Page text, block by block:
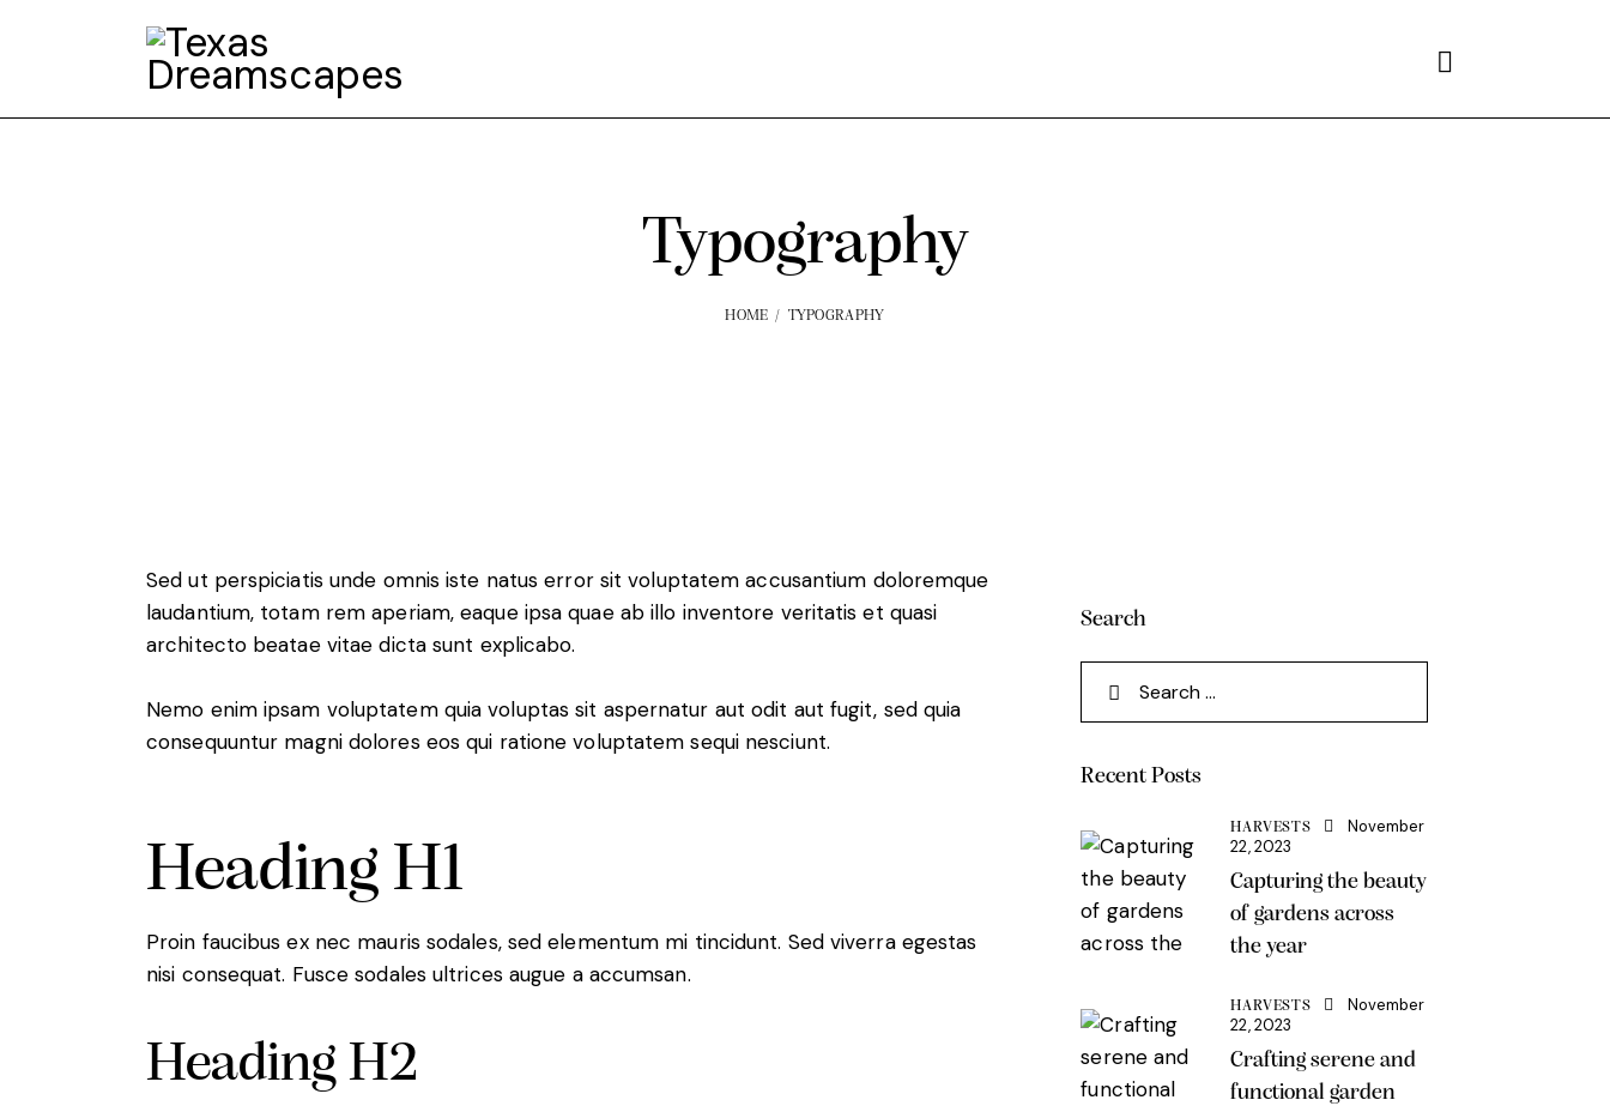
Typography
HOME TYPOGRAPHY
Sed ut perspiciatis unde omnis iste natus error sit voluptatem accusantium doloremque
laudantium, totam rem aperiam, eaque ipsa quae ab illo inventore veritatis et quasi
architecto beatae vitae dicta sunt explicabo.
Nemo enim ipsam voluptatem quia voluptas sit aspernatur aut odit aut fugit, sed quia
consequuntur magni dolores eos qui ratione voluptatem sequi nesciunt.
Heading H1
Proin faucibus ex nec mauris sodales, sed elementum mi tincidunt. Sed viverra egestas
nisi consequat. Fusce sodales ultrices augue a accumsan.
Heading H2
Search
Recent Posts
HARVESTS
November
22, 2023
Capturing the beauty
of gardens across
the year
HARVESTS
November
22, 2023
Crafting serene and
functional garden